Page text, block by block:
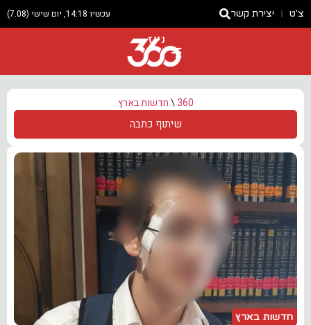
צ'ט יצירת קשר עכשיו 14:18, יום שישי (7.08)
ניוז
360
\חדשות בארץ
שיתוף כתבה
חדשות בארץ